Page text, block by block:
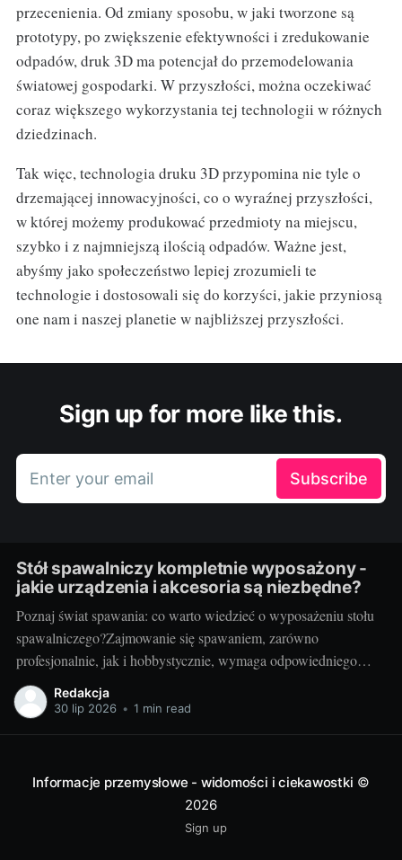
przecenienia. Od zmiany sposobu, w jaki tworzone są
prototypy, po zwiększenie efektywności i zredukowanie
odpadów, druk 3D ma potencjał do przemodelowania
światowej gospodarki. W przyszłości, można oczekiwać
coraz większego wykorzystania tej technologii w różnych
dziedzinach.
Tak więc, technologia druku 3D przypomina nie tyle o
drzemającej innowacyjności, co o wyraźnej przyszłości,
w której możemy produkować przedmioty na miejscu,
szybko i z najmniejszą ilością odpadów. Ważne jest,
abyśmy jako społeczeństwo lepiej zrozumieli te
technologie i dostosowali się do korzyści, jakie przyniosą
one nam i naszej planetie w najbliższej przyszłości.
Sign up for more like this.
Enter your email Subscribe
Stół spawalniczy kompletnie wyposażony -
jakie urządzenia i akcesoria są niezbędne?
Poznaj świat spawania: co warto wiedzieć o wyposażeniu stołu
spawalniczego?Zajmowanie się spawaniem, zarówno
profesjonalnie, jak i hobbystycznie, wymaga odpowiedniego
wyposażenia stołu spawalniczego. Wybór odpowiednich
akcesoriów jest kluczowy dla wydajności i bezpieczeństwa
Przyjrzyjmy się niektórym elementom.
Redakcja
30 lip 2026 • 1 min read
Informacje przemysłowe - widomości i ciekawostki ©
2026
Sign up